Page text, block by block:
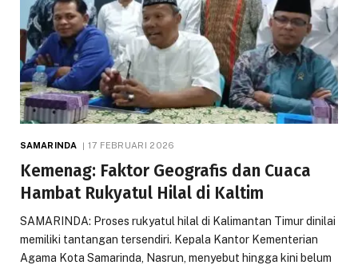
SAMARINDA 17 FEBRUARI 2026
Kemenag: Faktor Geografis dan Cuaca
Hambat Rukyatul Hilal di Kaltim
SAMARINDA: Proses rukyatul hilal di Kalimantan Timur dinilai
memiliki tantangan tersendiri. Kepala Kantor Kementerian
Agama Kota Samarinda, Nasrun, menyebut hingga kini belum